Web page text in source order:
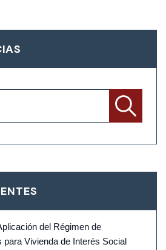
del Régimen de
para Vivienda de Interés Social